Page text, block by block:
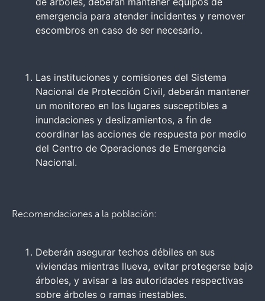
emergencia para atender incidentes y remover
escombros en caso de ser necesario.
Las instituciones y comisiones del Sistema
Nacional de Protección Civil, deberán mantener
un monitoreo en los lugares susceptibles a
inundaciones y deslizamientos, a fin de
coordinar las acciones de respuesta por medio
del Centro de Operaciones de Emergencia
Nacional.
Recomendaciones a la población:
Deberán asegurar techos débiles en sus
viviendas mientras llueva, evitar protegerse bajo
árboles, y avisar a las autoridades respectivas
sobre árboles o ramas inestables.